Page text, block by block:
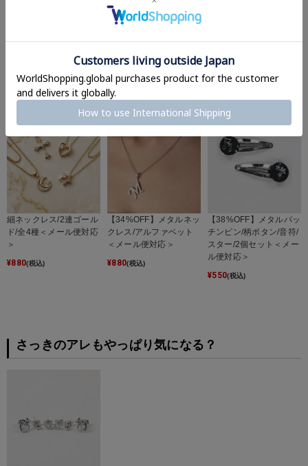
ー/全6種＜メール便対応
880(税込)
グ/ハート6＜メール便対
応＞
¥550(税込)
スター＜メール便対応＞
¥880 (税込)
細ネックレス/2連ゴール
ド/全4種＜メール便対応
＞
¥880(税込)
【34%OFF】メタルネッ
クレス/アルファベット
＜メール便対応＞
¥880(税込)
【38%OFF】メタルパッ
チンピン/柄ボタン/音符/
スター/2個セット＜メー
ル便対応＞
¥550(税込)
さっきのアレもやっぱり気になる？